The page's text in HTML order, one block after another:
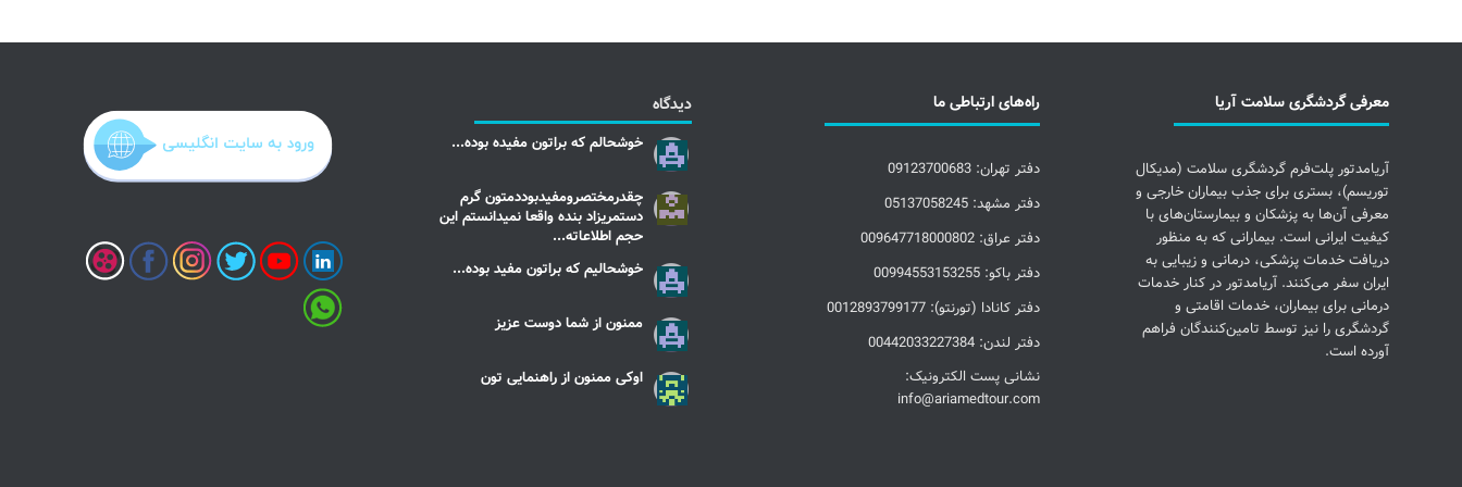
معرفی گردشگری سلامت آریا
آریامدتور پلت‌فرم گردشگری سلامت (مدیکال
توریسم)، بستری برای جذب بیماران خارجی و
معرفی آن‌ها به پزشکان و بیمارستان‌های با
کیفیت ایرانی است. بیمارانی که به منظور
دریافت خدمات پزشکی، درمانی و زیبایی به
ایران سفر می‌کنند. آریامدتور در کنار خدمات
درمانی برای بیماران، خدمات اقامتی و
گردشگری را نیز توسط تامین‌کنندگان فراهم
آورده است.
راه‌های ارتباطی ما
دفتر تهران: 09123700683
دفتر مشهد: 05137058245
دفتر عراق: 009647718000802
دفتر باکو: 00994553153255
دفتر کانادا (تورنتو): 0012893799177
دفتر لندن: 00442033227384
نشانی پست الکترونیک:
info@ariamedtour.com
دیدگاه
خوشحالم که براتون مفیده بوده...
چقدرمختصرومفیدبوددمتون گرم
دستمریزاد بنده واقعا نمیدانستم این
حجم اطلاعاته...
خوشحالیم که براتون مفید بوده...
ممنون از شما دوست عزیز
اوکی ممنون از راهنمایی تون